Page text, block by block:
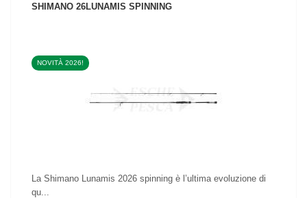
SHIMANO 26LUNAMIS SPINNING
NOVITÀ 2026!
La Shimano Lunamis 2026 spinning è l’ultima evoluzione di
qu...